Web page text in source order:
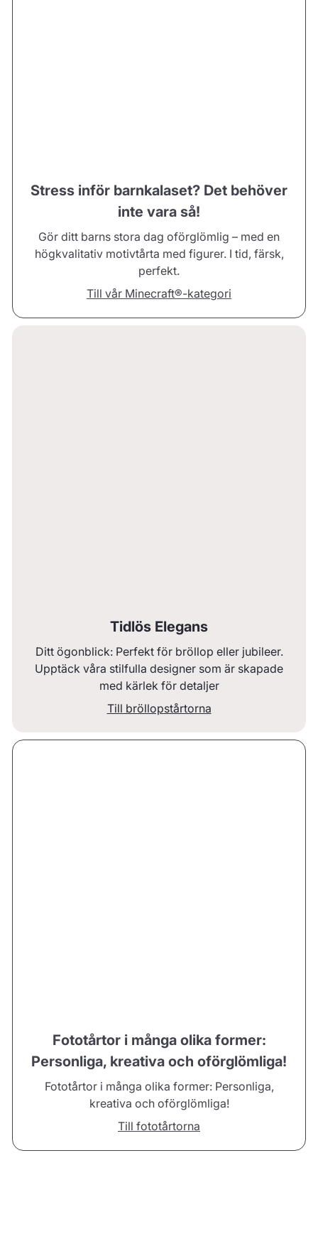
Stress inför barnkalaset? Det behöver
inte vara så!
Gör ditt barns stora dag oförglömlig – med en
högkvalitativ motivtårta med figurer. I tid, färsk,
perfekt.
Till vår Minecraft®-kategori
Tidlös Elegans
Ditt ögonblick: Perfekt för bröllop eller jubileer.
Upptäck våra stilfulla designer som är skapade
med kärlek för detaljer
Till bröllopstårtorna
Fototårtor i många olika former:
Personliga, kreativa och oförglömliga!
Fototårtor i många olika former: Personliga,
kreativa och oförglömliga!
Till fototårtorna